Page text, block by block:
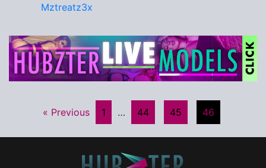
Mztreatz3x
« Previous 1 … 44 45 46